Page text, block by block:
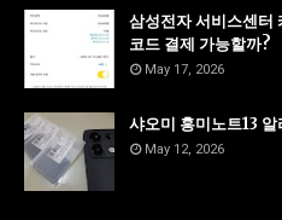
삼성전자 서비스센터
코드 결제 가능할까?
May 17, 2026
샤오미 홍미노트13
May 12, 2026